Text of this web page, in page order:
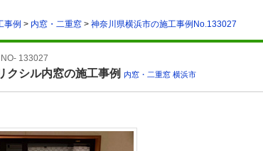
事例 > 内窓・二重窓 > 神奈川県横浜市の施工事例No.133027
133027
クシル内窓の施工事例 内窓・二重窓 横浜市